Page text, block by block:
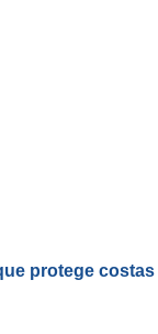
protege costas